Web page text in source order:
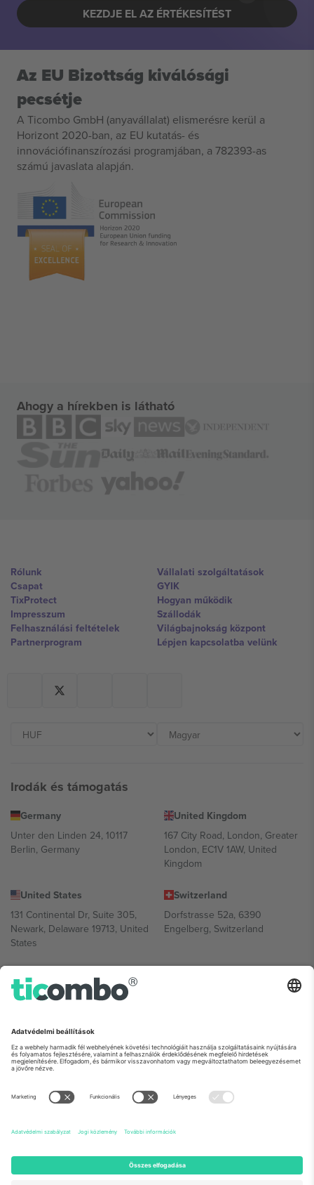
KEZDJE EL AZ ÉRTÉKESÍTÉST
Az EU Bizottság kiválósági
pecsétje
A Ticombo GmbH (anyavállalat) elismerésre kerül a
Horizont 2020-ban, az EU kutatás- és
innovációfinanszírozási programjában, a 782393-as
számú javaslata alapján.
Ahogy a hírekben is látható
Rólunk
Csapat
TixProtect
Impresszum
Felhasználási feltételek
Partnerprogram
Vállalati szolgáltatások
GYIK
Hogyan működik
Szállodák
Világbajnokság központ
Lépjen kapcsolatba velünk
Irodák és támogatás
Germany
Unter den Linden 24, 10117
Berlin, Germany
United Kingdom
167 City Road, London, Greater
London, EC1V 1AW, United
Kingdom
United States
131 Continental Dr, Suite 305,
Newark, Delaware 19713, United
States
Switzerland
Dorfstrasse 52a, 6390
Engelberg, Switzerland
Bulgaria
Regus Sofia City West, bul
UAE Dubai Silicon Oasis, DDP
Mexico
Av Chapultepec 360, Roma
Norte, Cuauhtémoc, 06700
Ciudad de México, CDMX,
tartománytól függően változhat. A részletekért tekintse meg az
adott esemény oldalát, az Impresszumot és a Feltételeket.,